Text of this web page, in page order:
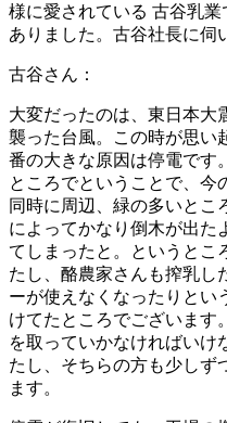
様に愛されている 古谷乳業
ありました。古谷社長に伺
古谷さん：
大変だったのは、東日本大
襲った台風。この時が思い
番の大きな原因は停電です
ところでということで、今
同時に周辺、緑の多いとこ
によってかなり倒木が出た
てしまったと。というとこ
たし、酪農家さんも搾乳し
ーが使えなくなったりとい
けてたところでございます
を取っていかなければいけ
たし、そちらの方も少しず
ます。